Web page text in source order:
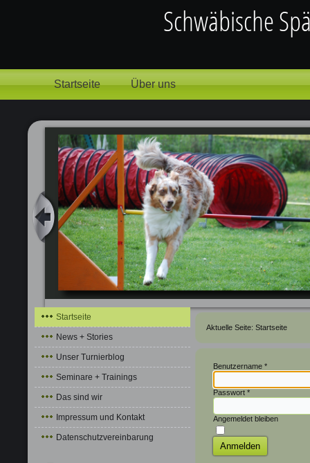
Startseite Über uns
Startseite
News + Stories
Unser Turnierblog
Seminare + Trainings
Das sind wir
Impressum und Kontakt
Datenschutzvereinbarung
Aktuelle Seite: Startseite
Benutzername *
Passwort *
Angemeldet bleiben
Anmelden